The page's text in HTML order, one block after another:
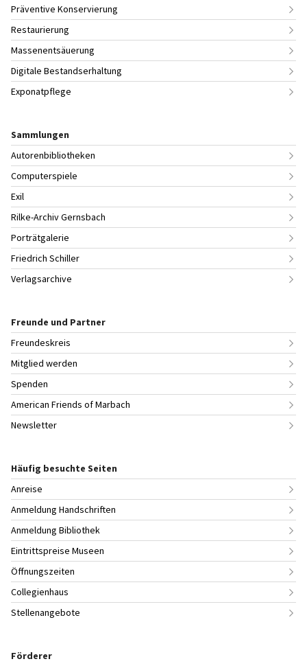
Präventive Konservierung
Restaurierung
Massenentsäuerung
Digitale Bestandserhaltung
Exponatpflege
Sammlungen
Autorenbibliotheken
Computerspiele
Exil
Rilke-Archiv Gernsbach
Porträtgalerie
Friedrich Schiller
Verlagsarchive
Freunde und Partner
Freundeskreis
Mitglied werden
Spenden
American Friends of Marbach
Newsletter
Häufig besuchte Seiten
Anreise
Anmeldung Handschriften
Anmeldung Bibliothek
Eintrittspreise Museen
Öffnungszeiten
Collegienhaus
Stellenangebote
Förderer